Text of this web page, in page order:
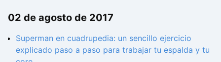
02 de agosto de 2017
Superman en cuadrupedia: un sencillo ejercicio
explicado paso a paso para trabajar tu espalda y tu